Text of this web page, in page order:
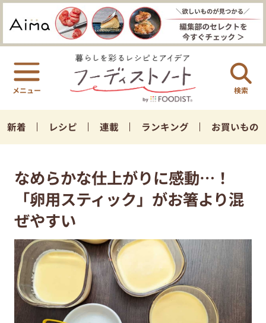
検索
新着 レシピ 連載 ランキング お買いもの
なめらかな仕上がりに感動…！
「卵用スティック」がお箸より混
ぜやすい